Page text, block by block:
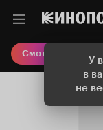
У
в
не
Смотреть кино